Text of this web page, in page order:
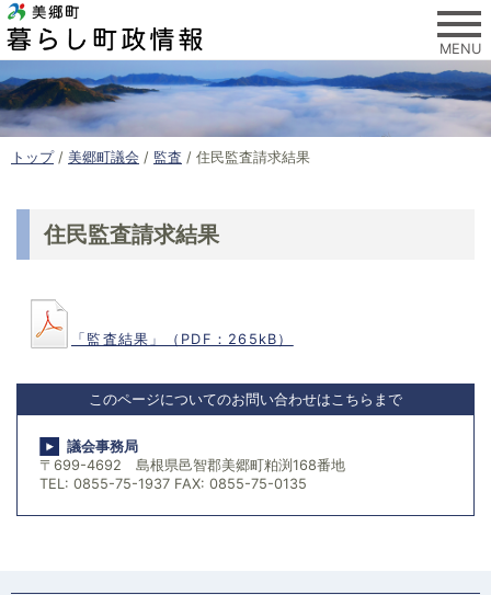
このページの本文へ
MENU
現
位
トップ/ 美郷町議会 / 監査 / 住民監査請求結果
住民監査請求結果
「監査結果」（PDF：265kB）
このページについてのお問い合わせはこちらまで
議会事務局
〒699-4692 島根県邑智郡美郷町粕渕168番地
TEL: 0855-75-1937 FAX: 0855-75-0135